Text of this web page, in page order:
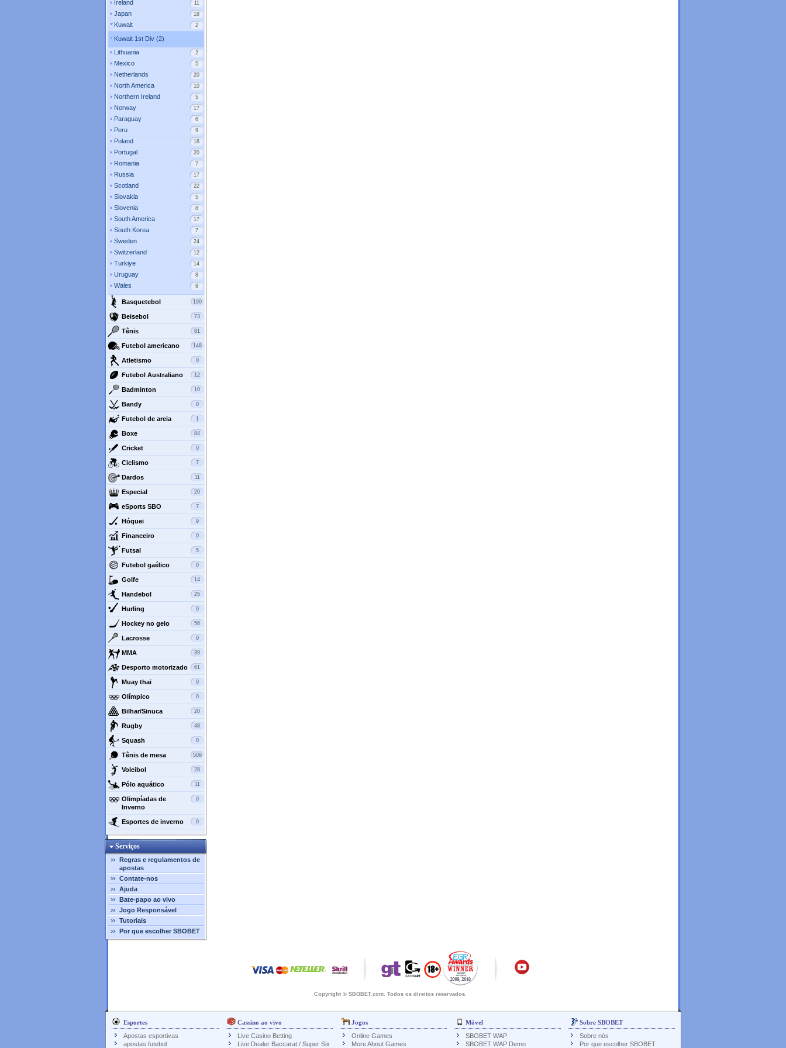
Ireland 11
Japan 18
Kuwait 2
Kuwait 1st Div (2)
Lithuania
2
Mexico 5
Netherlands 20
North America 10
Northern Ireland 5
Norway 17
Paraguay 6
Peru 9
Poland 18
Portugal 20
Romania 7
Russia 17
Scotland 22
Slovakia 5
Slovenia 8
South America 17
South Korea 7
Sweden 24
Switzerland 12
Turkiye 14
Uruguay 8
Wales 8
Basquetebol 190
Beisebol 73
Tênis 81
Futebol americano 148
Atletismo 0
Futebol Australiano 12
Badminton 10
Bandy 0
Futebol de areia 1
Boxe 84
Cricket 0
Ciclismo 7
Dardos 11
Especial 20
eSports SBO 7
Hóquei 9
Financeiro 0
Futsal 5
Futebol gaélico 0
Golfe 14
Handebol 25
Hurling 0
Hockey no gelo 56
Lacrosse 0
MMA 39
Desporto motorizado 61
Muay thai 0
Olímpico 0
Bilhar/Sinuca 20
Rugby 48
Squash 0
Tênis de mesa 509
Voleibol 28
Pólo aquático 11
Olimpíadas de
Inverno
0
Esportes de inverno 0
Serviços
Regras e regulamentos de
apostas
Contate-nos
Ajuda
Bate-papo ao vivo
Jogo Responsável
Tutoriais
Por que escolher SBOBET
Copyright © SBOBET.com. Todos os direitos reservados.
Esportes
Apostas esportivas
apostas futebol
Cassino ao vivo
Live Casino Betting
Live Dealer Baccarat / Super Six
Jogos
Online Games
More About Games
Móvel
SBOBET WAP
SBOBET WAP Demo
Sobre SBOBET
Sobre nós
Por que escolher SBOBET